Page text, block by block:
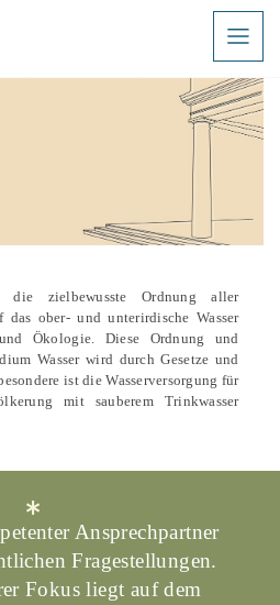
die zielbewusste Ordnung aller
ober- und unterirdische Wasser
Ökologie. Diese Ordnung und
Wasser wird durch Gesetze und
ist die Wasserversorgung für
mit sauberem Trinkwasser
Ansprechpartner
Fragestellungen.
Fokus liegt auf dem